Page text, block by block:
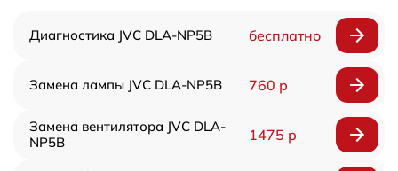
Диагностика JVC DLA-NP5B бесплатно
Замена лампы JVC DLA-NP5B 760 р
Замена вентилятора JVC DLA-
NP5B
1475 р